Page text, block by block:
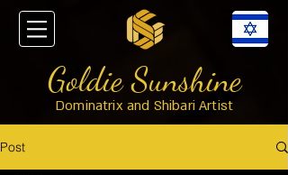
Goldie Sunshine
Dominatrix and Shibari Artist
Post